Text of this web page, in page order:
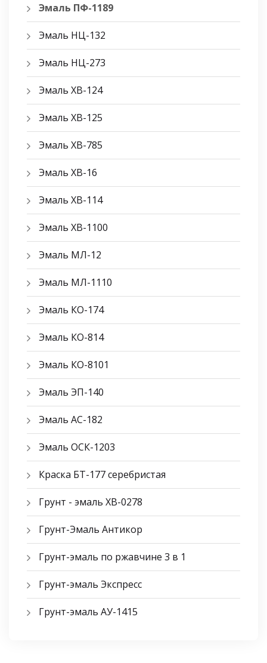
Эмаль ПФ-1189
Эмаль НЦ-132
Эмаль НЦ-273
Эмаль ХВ-124
Эмаль ХВ-125
Эмаль ХВ-785
Эмаль ХВ-16
Эмаль ХВ-114
Эмаль ХВ-1100
Эмаль МЛ-12
Эмаль МЛ-1110
Эмаль КО-174
Эмаль КО-814
Эмаль КО-8101
Эмаль ЭП-140
Эмаль АС-182
Эмаль ОСК-1203
Краска БТ-177 серебристая
Грунт - эмаль ХВ-0278
Грунт-Эмаль Антикор
Грунт-эмаль по ржавчине 3 в 1
Грунт-эмаль Экспресс
Грунт-эмаль АУ-1415